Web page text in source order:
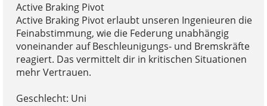
Active Braking Pivot
Active Braking Pivot erlaubt unseren Ingenieuren die
Feinabstimmung, wie die Federung unabhängig
voneinander auf Beschleunigungs- und Bremskräfte
reagiert. Das vermittelt dir in kritischen Situationen
mehr Vertrauen.
Geschlecht: Uni